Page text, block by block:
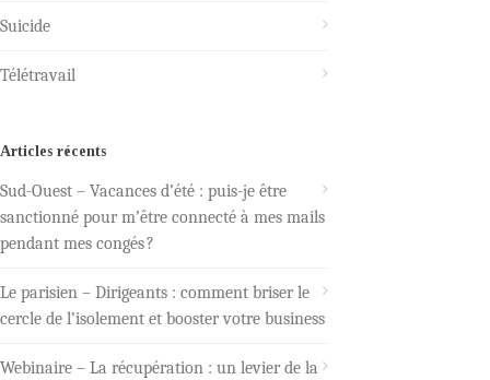
Suicide
Télétravail
Articles récents
Sud-Ouest – Vacances d’été : puis-je être
sanctionné pour m’être connecté à mes mails
pendant mes congés ?
Le parisien – Dirigeants : comment briser le
cercle de l’isolement et booster votre business
Webinaire – La récupération : un levier de la